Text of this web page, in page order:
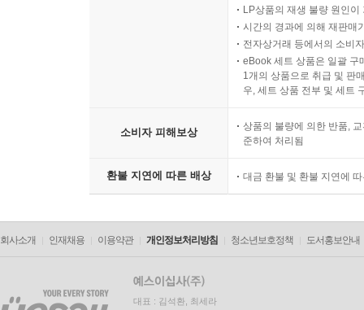
LP상품의 재생 불량 원인
시간의 경과에 의해 재판매
전자상거래 등에서의 소비
eBook 세트 상품은 일괄 구
1개의 상품으로 취급 및 판
우, 세트 상품 전부 및 세트
소비자 피해보상
상품의 불량에 의한 반품,
준하여 처리됨
환불 지연에 따른 배상 대금 환불 및 환불 지연에
회사소개 인재채용 이용약관 개인정보처리방침 청소년보호정책 도서홍보안내
대표 : 김석환, 최세라